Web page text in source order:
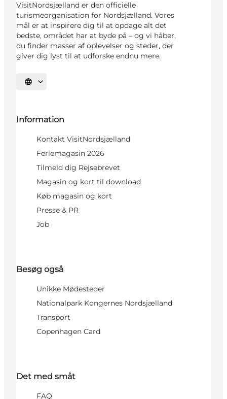
VisitNordsjælland er den officielle
turismeorganisation for Nordsjælland. Vores
mål er at inspirere dig til at opdage alt det
bedste, området har at byde på – og vi håber,
du finder masser af oplevelser og steder, der
giver dig lyst til at udforske endnu mere.
Vælg sprog
Information
Kontakt VisitNordsjælland
Feriemagasin 2026
Tilmeld dig Rejsebrevet
Magasin og kort til download
Køb magasin og kort
Presse & PR
Job
Besøg også
Unikke Mødesteder
Nationalpark Kongernes Nordsjælland
Transport
Copenhagen Card
Det med småt
FAQ